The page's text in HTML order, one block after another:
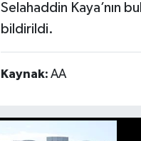
Selahaddin Kaya’nın
bildirildi.
Kaynak: AA